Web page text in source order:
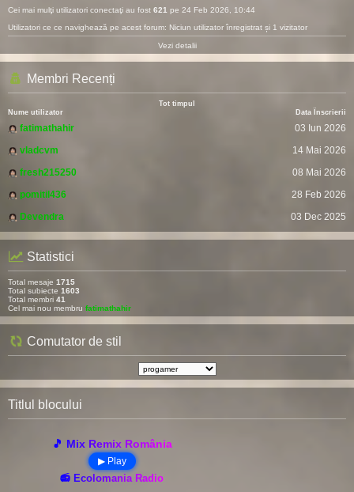
Cei mai mulţi utilizatori conectaţi au fost 621 pe 24 Feb 2026, 10:44
Utilizatori ce ce navighează pe acest forum: Niciun utilizator înregistrat și 1 vizitator
Vezi detalii
Membri Recenți
Tot timpul
Nume utilizator
Data Înscrierii
fatimathahir
03 Iun 2026
vladcvm
14 Mai 2026
fresh215250
08 Mai 2026
pomitil436
28 Feb 2026
Devendra
03 Dec 2025
Statistici
Total mesaje 1715
Total subiecte 1603
Total membri 41
Cel mai nou membru fatimathahir
Comutator de stil
Titlul blocului
🎵 Mix Remix România
▶ Play
📻 Ecolomania Radio